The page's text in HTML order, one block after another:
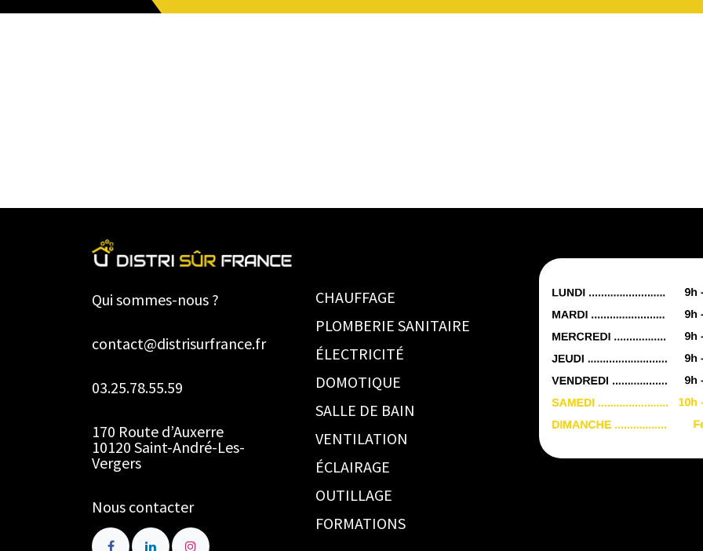
Qui sommes-nous ?
contact@distrisurfrance.fr
03.25.78.55.59
170 Route d’Auxerre
10120 Saint-André-Les-
Vergers
Nous contacter
CHAUFFAGE
PLOMBERIE SANITAIRE
ÉLECTRICITÉ
DOMOTIQUE
SALLE DE BAIN
VENTILATION
ÉCLAIRAGE
OUTILLAGE
FORMATIONS